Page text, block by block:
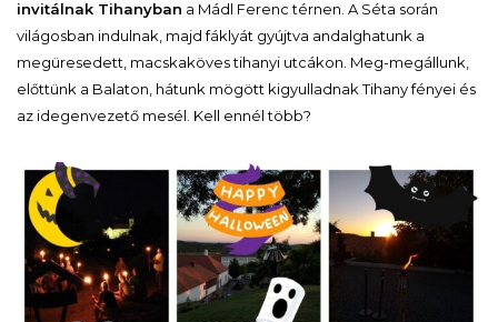
invitálnak Tihanyban a Mádl Ferenc térnen. A Séta során
világosban indulnak, majd fáklyát gyújtva andalghatunk a
megüresedett, macskaköves tihanyi utcákon. Meg-megállunk,
előttünk a Balaton, hátunk mögött kigyulladnak Tihany fényei és
az idegenvezető mesél. Kell ennél több?